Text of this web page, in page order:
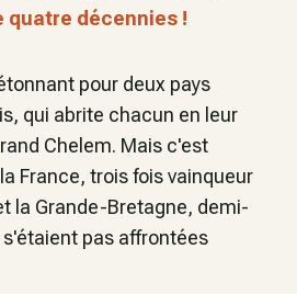
quatre décennies !
pour deux pays
qui abrite chacun en leur
Chelem. Mais c'est
France, trois fois vainqueur
la Grande-Bretagne, demi-
pas affrontées